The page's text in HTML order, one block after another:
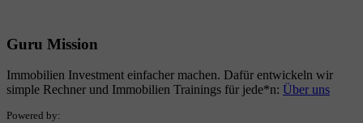
Guru Mission
Immobilien Investment einfacher machen. Dafür entwickeln wir
simple Rechner und Immobilien Trainings für jede*n: Über uns
Powered by: